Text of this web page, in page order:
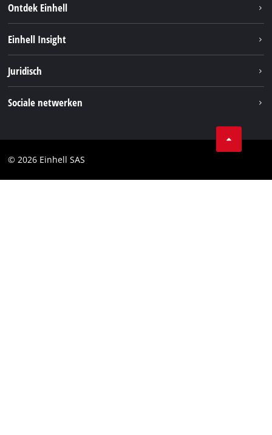
Ontdek Einhell
Service
Einhell Insight
Carrière
Juridisch
Compliance
Sociale netwerken
Youtube
© 2026 Einhell SAS